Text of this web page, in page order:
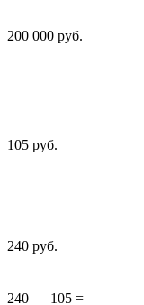
200 000 руб.
105 руб.
240 руб.
240 — 105 =